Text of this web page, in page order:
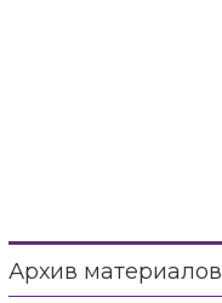
Архив материалов